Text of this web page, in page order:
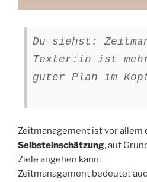
Du siehst:
Texter:in ist
guter Plan im
Zeitmanagement ist vor allem
Selbsteinschätzung, auf
Ziele angehen kann.
Zeitmanagement bedeutet